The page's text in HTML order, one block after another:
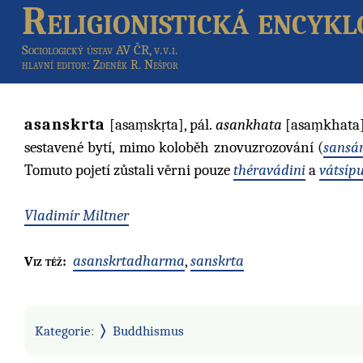
Religionistická
Sociologický ústav AV ČR, v.v.i.
hlavní editor: Zdeněk R. Nešpor
asanskrta [asaṃskṛta], pál. asankhata
sestavené bytí, mimo koloběh znovuzrozování (
Tomuto pojetí zůstali věrni pouzethéravádinia
Vladimír Miltner
Viz též: asanskrtadharma,sanskrta
Kategorie: Buddhismus